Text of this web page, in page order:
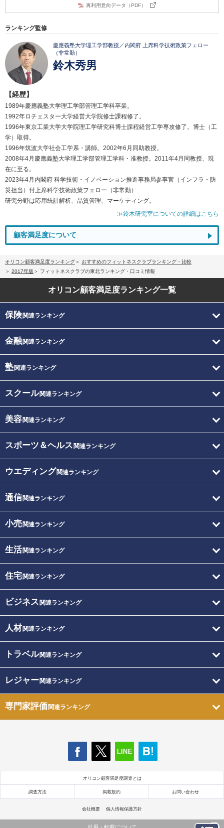
再利用意向データ（PDF）
ランキング監修
慶應義塾大学理工学部教授／内閣府 上席科学技術政策フェロー
（非常勤）
鈴木秀男
【経歴】
1989年慶應義塾大学理工学部管理工学科卒業。
1992年ロチェスター大学経営大学院修士課程修了。
1996年東京工業大学大学院理工学研究科博士課程経営工学専攻修了。博士（工
学）取得。
1996年筑波大学社会工学系・講師。2002年6月同助教授。
2008年4月慶應義塾大学理工学部管理工学科・准教授。2011年4月同教授、現
在に至る。
2023年4月内閣府 科学技術・イノベーション推進事務局参事官（インフラ・防
災担当）付上席科学技術政策フェロー（非常勤）
研究分野は応用統計解析、品質管理、マーケティング。
≫鈴木研究室についての詳細はこちら
顧客満足度について
オリコン顧客満足度ランキング
おすすめのフィットネスクラブランキング・比較
2017年版
フィットネスクラブの東北ランキング・口コミ情報
オリコン顧客満足度ランキング一覧
保険関連ランキング
金融関連ランキング
塾関連ランキング
スクール関連ランキング
美容関連ランキング
スポーツ＆ヘルス 関連ランキング
ウエディング関連ランキング
通信関連ランキング
小売関連ランキング
生活関連ランキング
住宅関連ランキング
ビジネス 関連ランキング
人材関連ランキング
トラベル関連ランキング
レジャー関連ランキング
専門家評価関連ランキング
オリコン顧客満足度調査とは
調査方法 掲載規約 お問い合わせ
会社概要 個人情報保護方針